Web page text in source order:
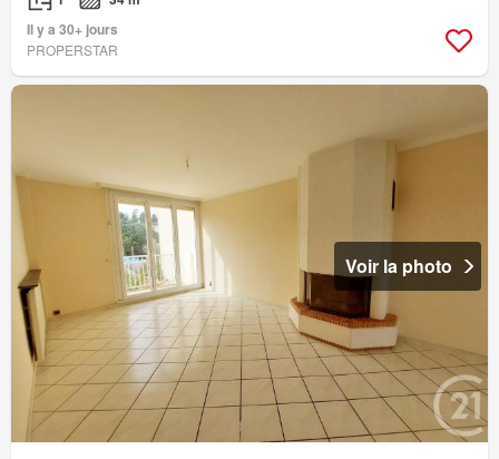
Il y a 30+ jours
PROPERSTAR
Voir la photo